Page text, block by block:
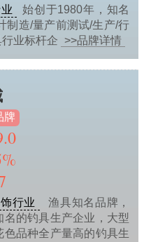
始创于1980年，知名
制造/量产前测试/生产/行
业标杆企 >>品牌详情
牌
行业
渔具知名品牌，
的钓具生产企业，大型
品种全产量高的钓具生